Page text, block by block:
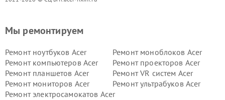
Мы ремонтируем
Ремонт ноутбуков Acer
Ремонт моноблоков Acer
Ремонт компьютеров Acer
Ремонт проекторов Acer
Ремонт планшетов Acer
Ремонт VR систем Acer
Ремонт мониторов Acer
Ремонт ультрабуков Acer
Ремонт электросамокатов Acer